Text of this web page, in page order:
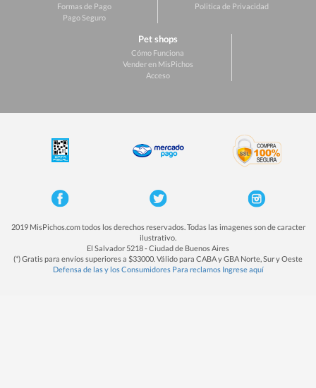
Formas de Pago
Pago Seguro
Politica de Privacidad
Pet shops
Cómo Funciona
Vender en MisPichos
Acceso
2019 MisPichos.com todos los derechos reservados. Todas las imagenes son de caracter
ilustrativo.
El Salvador 5218 - Ciudad de Buenos Aires
(*) Gratis para envíos superiores a $33000. Válido para CABA y GBA Norte, Sur y Oeste
Defensa de las y los Consumidores Para reclamos Ingrese aquí